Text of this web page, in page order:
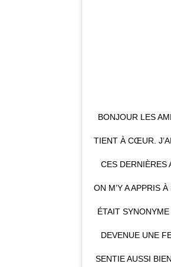
BONJOUR LES
TIENT À CŒUR.
CES DERNIÈRES
ON M’Y A APPRIS
ÉTAIT
DEVENUE UNE
SENTIE AUSSI